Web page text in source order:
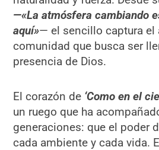
—«La atmósfera cambiando
aquí»— el sencillo captura el
comunidad que busca ser
presencia de Dios.
El corazón de ‘Como en el
un ruego que ha
generaciones: que el poder
cada ambiente y cada vida.